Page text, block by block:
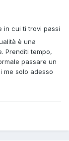
in cui ti trovi passi
è una
Prenditi tempo,
passare un
me solo adesso